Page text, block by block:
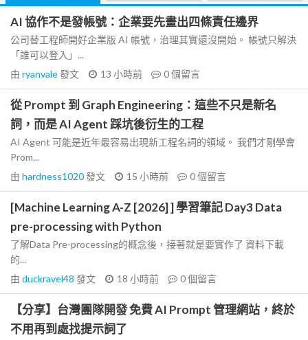
AI 協作不是發帳號：企業要先畫出四條責任邊界
公司替工程師開好企業版 AI 帳號，治理其實還沒開始。 帳號只解決
「誰可以登入」...
由 ryanvale發文 13 小時前 0個留言
從 Prompt 到 Graph Engineering：這些不只是新名
詞，而是 AI Agent 踩坑後衍生的工程
AI Agent 可能是近年最容易出現新工程名詞的領域。 我們才剛學會
Prom...
由 hardness1020發文 15 小時前 0個留言
[Machine Learning A-Z [2026] ] 學習筆記 Day3 Data
pre-processing with Python
了解Data Pre-processing的概念後，接著就是要實作了 資料下載
的...
由 duckravel48 發文 18 小時前 0個留言
【分享】台灣團隊開發 免費 AI Prompt 管理網站，終於
不用再到處找提示詞了